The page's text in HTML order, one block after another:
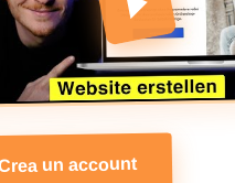
un account